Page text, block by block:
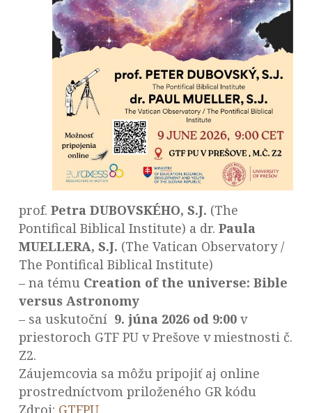
prof. Petra DUBOVSKÉHO, S.J. (The
Pontifical Biblical Institute) a dr. Paula
MUELLERA, S.J. (The Vatican Observatory /
The Pontifical Biblical Institute)
– na tému Creation of the universe: Bible
versus Astronomy
– sa uskutoční 9. júna 2026 od 9:00v
priestoroch GTF PU v Prešove v miestnosti č.
Z2.
Záujemcovia sa môžu pripojiť aj online
prostredníctvom priloženého GR kódu
Zdroj: GTFPU